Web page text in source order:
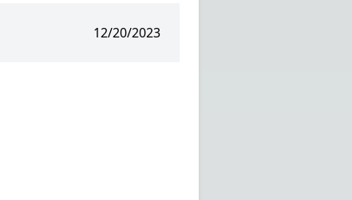
12/20/2023